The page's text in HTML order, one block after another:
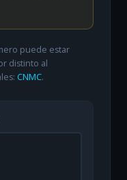
puede estar
distinto al
CNMC.